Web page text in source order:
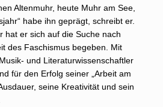
Altenmuhr, heute Muhr am See,
habe ihn geprägt, schreibt er.
hat er sich auf die Suche nach
des Faschismus begeben. Mit
und Literaturwissenschaftler
für den Erfolg seiner „Arbeit am
seine Kreativität und sein